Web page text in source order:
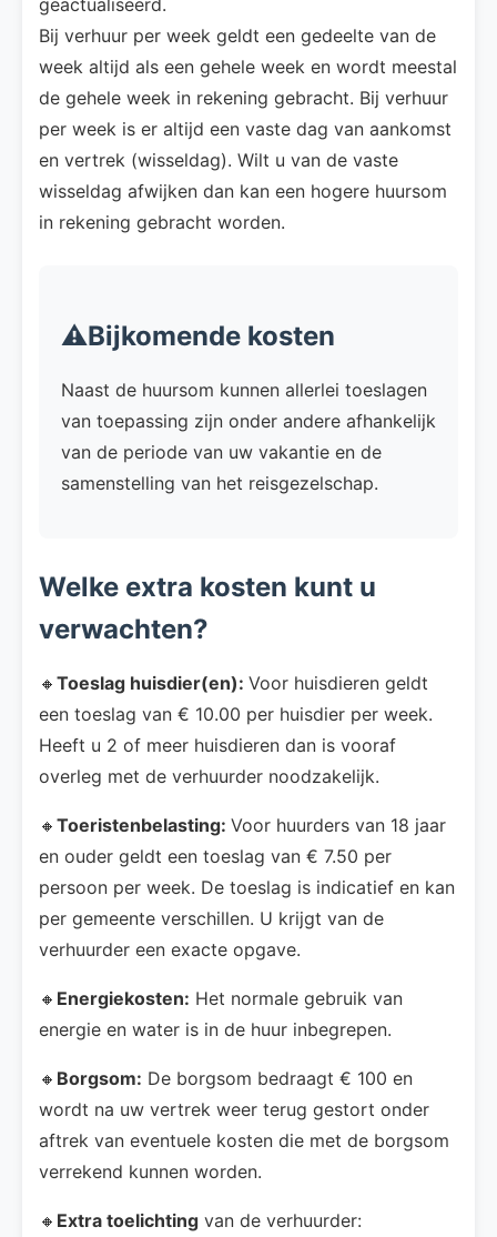
Bij verhuur per week geldt een gedeelte van de
week altijd als een gehele week en wordt meestal
de gehele week in rekening gebracht. Bij verhuur
per week is er altijd een vaste dag van aankomst
en vertrek (wisseldag). Wilt u van de vaste
wisseldag afwijken dan kan een hogere huursom
in rekening gebracht worden.
⚠️Bijkomende kosten
Naast de huursom kunnen allerlei toeslagen
van toepassing zijn onder andere afhankelijk
van de periode van uw vakantie en de
samenstelling van het reisgezelschap.
Welke extra kosten kunt u
verwachten?
🔸 Toeslag huisdier(en): Voor huisdieren geldt
een toeslag van € 10.00 per huisdier per week.
Heeft u 2 of meer huisdieren dan is vooraf
overleg met de verhuurder noodzakelijk.
🔸 Toeristenbelasting: Voor huurders van 18 jaar
en ouder geldt een toeslag van € 7.50 per
persoon per week. De toeslag is indicatief en kan
per gemeente verschillen. U krijgt van de
verhuurder een exacte opgave.
🔸 Energiekosten: Het normale gebruik van
energie en water is in de huur inbegrepen.
🔸 Borgsom: De borgsom bedraagt € 100 en
wordt na uw vertrek weer terug gestort onder
aftrek van eventuele kosten die met de borgsom
verrekend kunnen worden.
🔸 Extra toelichting van de verhuurder: